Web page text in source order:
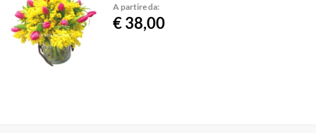
A partire da:
€ 38,00